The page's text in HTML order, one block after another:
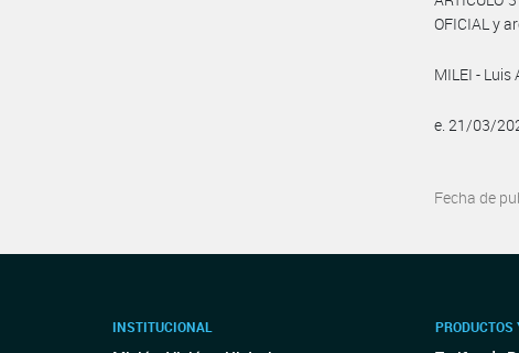
OFICIAL y
MILEI -
e. 21/03/
Fecha de
INSTITUCIONAL PRODUCTOS